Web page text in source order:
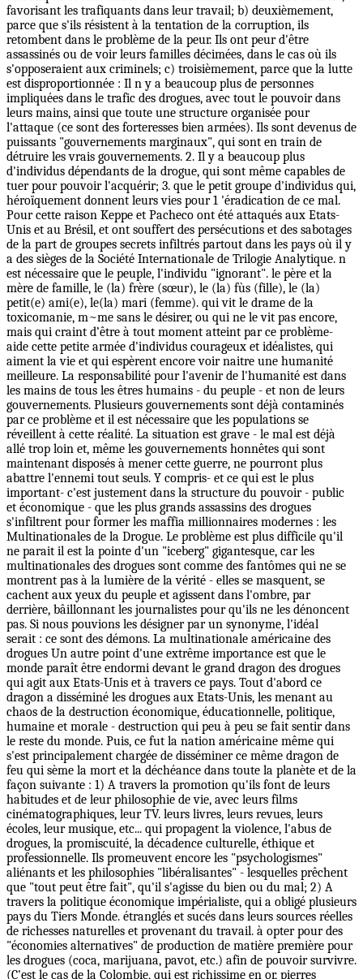
favorisant les trafiquants dans leur travail; b) deuxièmement,
parce que s'ils résistent à la tentation de la corruption, ils
retombent dans le problème de la peur. Ils ont peur d'être
assassinés ou de voir leurs familles décimées, dans le cas où ils
s'opposeraient aux criminels; c) troisièmement, parce que la lutte
est disproportionnée : Il n y a beaucoup plus de personnes
impliquées dans le trafic des drogues, avec tout le pouvoir dans
leurs mains, ainsi que toute une structure organisée pour
l'attaque (ce sont des forteresses bien armées). Ils sont devenus de
puissants "gouvernements marginaux", qui sont en train de
détruire les vrais gouvernements. 2. Il y a beaucoup plus
d'individus dépendants de la drogue, qui sont même capables de
tuer pour pouvoir l'acquérir; 3. que le petit groupe d'individus qui,
héroïquement donnent leurs vies pour 1 'éradication de ce mal.
Pour cette raison Keppe et Pacheco ont été attaqués aux Etats-
Unis et au Brésil, et ont souffert des persécutions et des sabotages
de la part de groupes secrets infiltrés partout dans les pays où il y
a des sièges de la Société Internationale de Trilogie Analytique. n
est nécessaire que le peuple, l'individu "ignorant". le père et la
mère de famille, le (la) frère (sœur), le (la) fùs (fille), le (la)
petit(e) ami(e), le(la) mari (femme). qui vit le drame de la
toxicomanie, m~me sans le désirer, ou qui ne le vit pas encore,
mais qui craint d’être à tout moment atteint par ce problème-
aide cette petite armée d'individus courageux et idéalistes, qui
aiment la vie et qui espèrent encore voir naitre une humanité
meilleure. La responsabilité pour l'avenir de l'humanité est dans
les mains de tous les êtres humains - du peuple - et non de leurs
gouvernements. Plusieurs gouvernements sont déjà contaminés
par ce problème et il est nécessaire que les populations se
réveillent à cette réalité. La situation est grave - le mal est déjà
allé trop loin et, même les gouvernements honnêtes qui sont
maintenant disposés à mener cette guerre, ne pourront plus
abattre l'ennemi tout seuls. Y compris- et ce qui est le plus
important- c'est justement dans la structure du pouvoir - public
et économique - que les plus grands assassins des drogues
s'infiltrent pour former les maffia millionnaires modernes : les
Multinationales de la Drogue. Le problème est plus difficile qu'il
ne parait il est la pointe d'un "iceberg" gigantesque, car les
multinationales des drogues sont comme des fantômes qui ne se
montrent pas à la lumière de la vérité - elles se masquent, se
cachent aux yeux du peuple et agissent dans l'ombre, par
derrière, bâillonnant les journalistes pour qu'ils ne les dénoncent
pas. Si nous pouvions les désigner par un synonyme, l'idéal
serait : ce sont des démons. La multinationale américaine des
drogues Un autre point d'une extrême importance est que le
monde paraît être endormi devant le grand dragon des drogues
qui agit aux Etats-Unis et à travers ce pays. Tout d'abord ce
dragon a disséminé les drogues aux Etats-Unis, les menant au
chaos de la destruction économique, éducationnelle, politique,
humaine et morale - destruction qui peu à peu se fait sentir dans
le reste du monde. Puis, ce fut la nation américaine même qui
s'est principalement chargée de disséminer ce même dragon de
feu qui sème la mort et la déchéance dans toute la planète et de la
façon suivante : 1) A travers la promotion qu'ils font de leurs
habitudes et de leur philosophie de vie, avec leurs films
cinématographiques, leur TV. leurs livres, leurs revues, leurs
écoles, leur musique, etc... qui propagent la violence, l'abus de
drogues, la promiscuité, la décadence culturelle, éthique et
professionnelle. Ils promeuvent encore les "psychologismes"
aliénants et les philosophies "libéralisantes" - lesquelles prêchent
que "tout peut être fait", qu'il s'agisse du bien ou du mal; 2) A
travers la politique économique impérialiste, qui a obligé plusieurs
pays du Tiers Monde. étranglés et sucés dans leurs sources réelles
de richesses naturelles et provenant du travail. à opter pour des
"économies alternatives" de production de matière première pour
les drogues (coca, marijuana, pavot, etc.) afin de pouvoir survivre.
(C'est le cas de la Colombie, qui est richissime en or, pierres